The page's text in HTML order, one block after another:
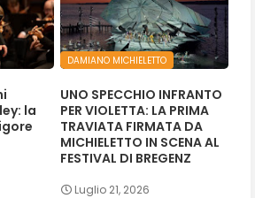
la
DAMIANO MICHIELETTO
UNO SPECCHIO INFRANTO
PER VIOLETTA: LA PRIMA
TRAVIATA FIRMATA DA
MICHIELETTO IN SCENA AL
FESTIVAL DI BREGENZ
Luglio 21, 2026